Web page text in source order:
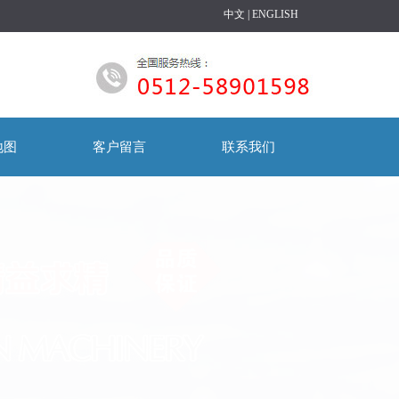
中文 ENGLISH
客户留言 联系我们